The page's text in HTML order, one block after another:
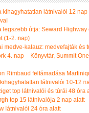
kihagyhatatlan látnivalói 12 nap
legszebb útja: Seward Highway
(1-2. nap)
medve-kalauz: medvefajták és
4. nap – Könyvtár, Summit
Rimbaud feltámadása
látnivalói 10-12
top látnivalói és túrái 48 óra
top 15 látnivalója 2 nap alatt
látnivalói 24 óra alatt